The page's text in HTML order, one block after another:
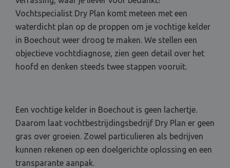
Vochtspecialist Dry Plan komt meteen met een
waterdicht plan op de proppen om je vochtige kelder
in Boechout weer droog te maken. We stellen een
objectieve vochtdiagnose, zien geen detail over het
hoofd en denken steeds twee stappen vooruit.
Een vochtige kelder in Boechout is geen lachertje.
Daarom laat vochtbestrijdingsbedrijf Dry Plan er geen
gras over groeien. Zowel particulieren als bedrijven
kunnen rekenen op een doelgerichte oplossing en een
transparante aanpak.